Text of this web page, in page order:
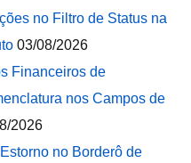
no Filtro de Status na
03/08/2026
Financeiros de
nos Campos de
2026
no Borderô de